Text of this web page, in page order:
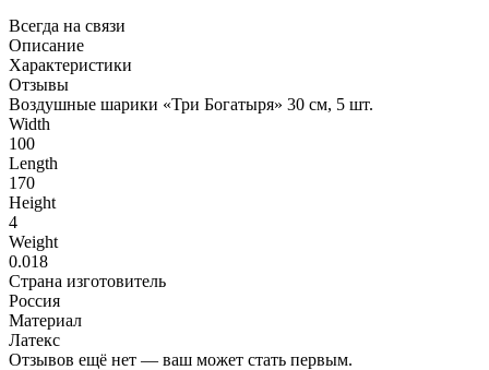
Всегда на связи
Описание
Характеристики
Отзывы
Воздушные шарики «Три Богатыря» 30 см, 5 шт.
Width
100
Length
170
Height
4
Weight
0.018
Страна изготовитель
Россия
Материал
Латекс
Отзывов ещё нет — ваш может стать первым.